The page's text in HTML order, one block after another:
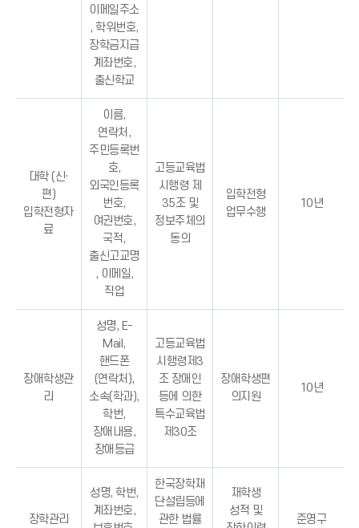
이메일주소
, 학위번호,
장학금지급
계좌번호,
출신학교
대학 (신·
편)
입학전형자
료
이름,
연락처,
주민등록번
호,
외국인등록
번호,
여권번호,
국적,
출신고교명
, 이메일,
직업
고등교육법
시행령 제
35조 및
정보주체의
동의
입학전형
업무수행
10년
장애학생관
리
성명, E-
Mail,
핸드폰
(연락처),
소속(학과),
학번,
장애내용,
장애등급
고등교육법
시행령제3
조 장애인
등에 의한
특수교육법
제30조
장애학생편
의지원
10년
장학관리
성명, 학번,
계좌번호,
한국장학재
단설립등에
관한 법률
재학생
성적 및
준영구